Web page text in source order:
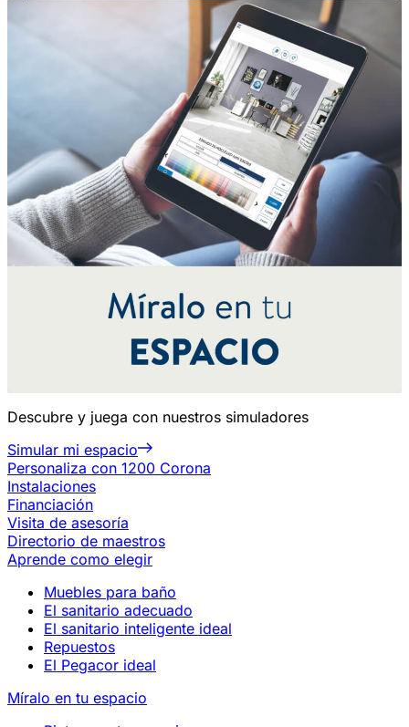
Descubre y juega con nuestros simuladores
Simular mi espacio
Personaliza con 1200 Corona
Instalaciones
Financiación
Visita de asesoría
Directorio de maestros
Aprende como elegir
Muebles para baño
El sanitario adecuado
El sanitario inteligente ideal
Repuestos
El Pegacor ideal
Míralo en tu espacio